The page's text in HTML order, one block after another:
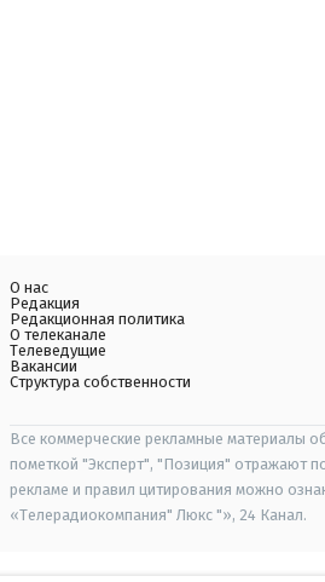
О нас
Редакция
Редакционная политика
О телеканале
Телеведущие
Вакансии
Структура собственности
Все коммерческие рекламные материалы
пометкой "Эксперт", "Позиция" отражают
рекламе и правил цитирования можно
«Телерадиокомпания" Люкс "», 24 Канал.